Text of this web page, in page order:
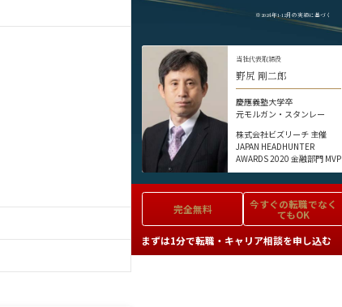
※2024年1-12月の実績に基づく
当社代表取締役
野尻 剛二郎
慶應義塾大学卒
元モルガン・スタンレー
株式会社ビズリーチ 主催
JAPAN HEADHUNTER
AWARDS 2020 金融部門 MVP
完全無料 今すぐの転職でなく
てもOK
まずは1分で転職・キャリア相談を申し込む